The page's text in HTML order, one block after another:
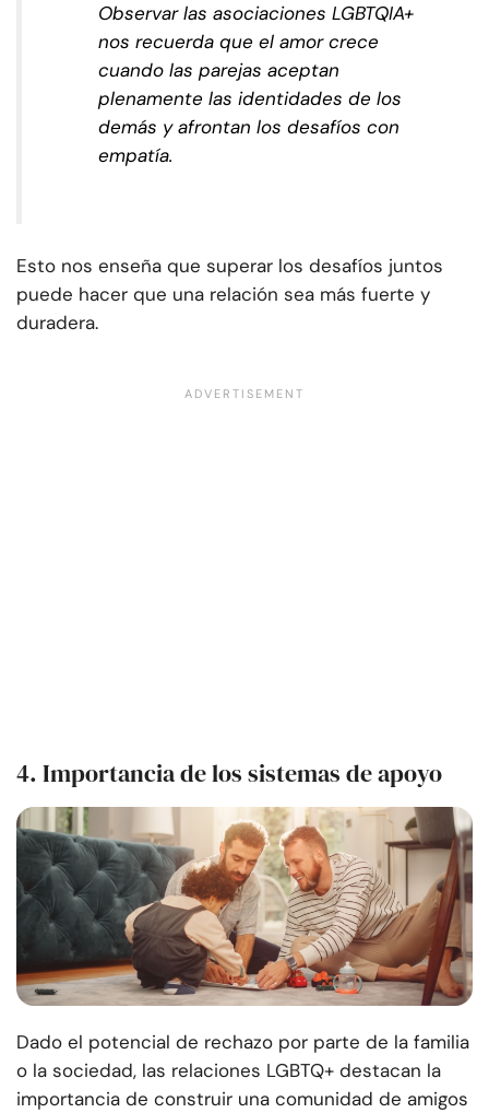
Observar las asociaciones LGBTQIA+
nos recuerda que el amor crece
cuando las parejas aceptan
plenamente las identidades de los
demás y afrontan los desafíos con
empatía.
Esto nos enseña que superar los desafíos juntos
puede hacer que una relación sea más fuerte y
duradera.
4. Importancia de los sistemas de apoyo
Dado el potencial de rechazo por parte de la familia
o la sociedad, las relaciones LGBTQ+ destacan la
importancia de construir una comunidad de amigos